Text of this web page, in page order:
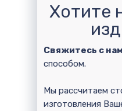
Свяжитесь с
способом.
Мы рассчитаем
изготовления
Хотите